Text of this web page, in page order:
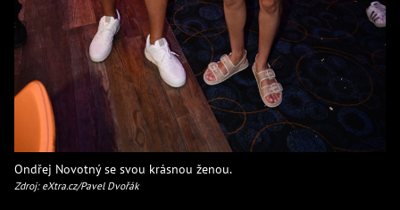
Ondřej Novotný se svou krásnou ženou.
Zdroj: eXtra.cz/Pavel Dvořák